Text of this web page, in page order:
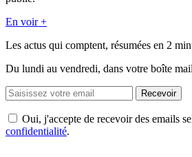
En voir +
Les actus qui comptent, résumées en 2
Du lundi au vendredi, dans votre boîte
Recevoir
Oui, j'accepte de recevoir des emails
confidentialité.